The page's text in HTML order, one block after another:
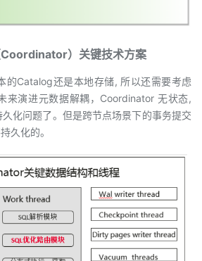
）关键技术方案
的Catalog还是本地存储, 所以还需要考虑
来演进元数据解耦，Coordinator 无状态,
化问题了。但是跨节点场景下的事务提交
久化的。